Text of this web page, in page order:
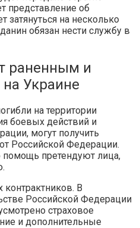
представление об
на несколько
обязан нести службу в
раненным и
Украине
на территории
боевых действий и
могут получить
Российской Федерации.
помощь претендуют лица,
В
Российской Федерации
страховое
и дополнительные